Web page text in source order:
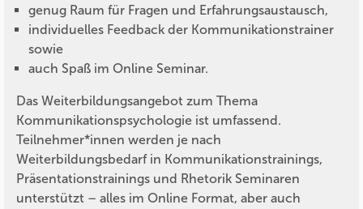
genug Raum für Fragen und Erfahrungsaustausch,
individuelles Feedback der Kommunikationstrainer
sowie
auch Spaß im Online Seminar.
Das Weiterbildungsangebot zum Thema
Kommunikationspsychologie ist umfassend.
Teilnehmer*innen werden je nach
Weiterbildungsbedarf in Kommunikationstrainings,
Präsentationstrainings und Rhetorik Seminaren
unterstützt – alles im Online Format, aber auch